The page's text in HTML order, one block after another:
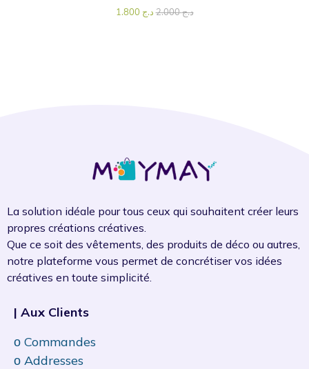
د.ج2.000 د.ج
La solution idéale pour tous ceux qui souhaitent créer leurs
propres créations créatives.
Que ce soit des vêtements, des produits de déco ou autres,
notre plateforme vous permet de concrétiser vos idées
créatives en toute simplicité.
| Aux Clients
ᴏ Commandes
ᴏ Addresses